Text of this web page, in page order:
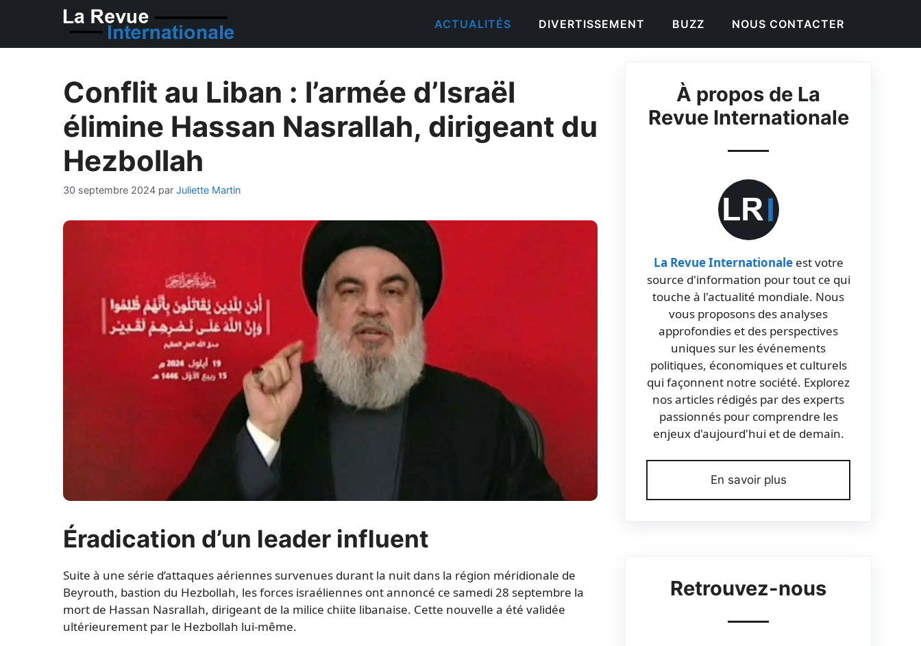
ACTUALITÉS DIVERTISSEMENT BUZZ NOUS CONTACTER
Conflit au Liban : l’armée d’Israël
élimine Hassan Nasrallah, dirigeant du
Hezbollah
30 septembre 2024 par Juliette Martin
Éradication d’un leader influent
Suite à une série d’attaques aériennes survenues durant la nuit dans la région méridionale de
Beyrouth, bastion du Hezbollah, les forces israéliennes ont annoncé ce samedi 28 septembre la
mort de Hassan Nasrallah, dirigeant de la milice chiite libanaise. Cette nouvelle a été validée
ultérieurement par le Hezbollah lui-même.
À propos de La
Revue Internationale
La Revue Internationaleest votre
source d'information pour tout ce qui
touche à l'actualité mondiale. Nous
vous proposons des analyses
approfondies et des perspectives
uniques sur les événements
politiques, économiques et culturels
qui façonnent notre société. Explorez
nos articles rédigés par des experts
passionnés pour comprendre les
enjeux d'aujourd'hui et de demain.
En savoir plus
Retrouvez-nous